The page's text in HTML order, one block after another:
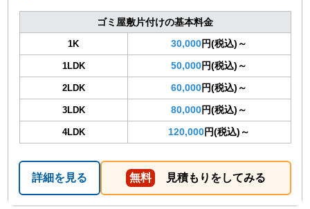
ゴミ屋敷片付けの基本料金
1K 30,000円(税込)～
1LDK 50,000円(税込)～
2LDK 60,000円(税込)～
3LDK 80,000円(税込)～
4LDK 120,000円(税込)～
詳細を見る 無料 見積もりをしてみる